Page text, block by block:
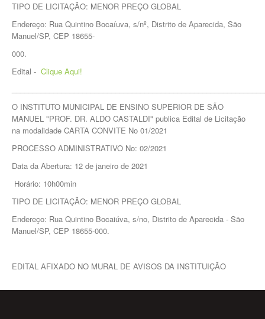
TIPO DE LICITAÇÃO: MENOR PREÇO GLOBAL
Endereço: Rua Quintino Bocaíuva, s/nº, Distrito de Aparecida, São
Manuel/SP, CEP 18655-
000.
Edital - Clique Aqui!
O INSTITUTO MUNICIPAL DE ENSINO SUPERIOR DE SÃO
MANUEL "PROF. DR. ALDO CASTALDI" publica Edital de Licitação
na modalidade CARTA CONVITE No 01/2021
PROCESSO ADMINISTRATIVO No: 02/2021
Data da Abertura: 12 de janeiro de 2021
Horário: 10h00min
TIPO DE LICITAÇÃO: MENOR PREÇO GLOBAL
Endereço: Rua Quintino Bocaiúva, s/no, Distrito de Aparecida - São
Manuel/SP, CEP 18655-000.
EDITAL AFIXADO NO MURAL DE AVISOS DA INSTITUIÇÃO